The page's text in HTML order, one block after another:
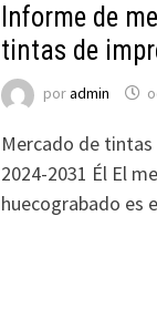
Informe de
tintas de
poradmin
Mercado de
2024-2031 Él El
huecograbado